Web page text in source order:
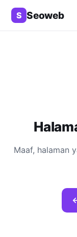
S Seoweb
Maaf, halaman